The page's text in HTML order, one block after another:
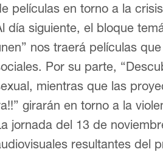
películas en torno a la
día siguiente, el bloque
nos traerá películas
Por su parte,
mientras que las
girarán en torno a la
jornada del 13 de
resultantes del